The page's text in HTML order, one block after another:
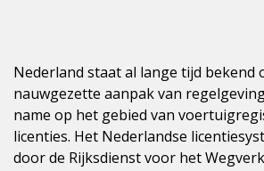
Nederland staat al lange tijd bekend
nauwgezette aanpak van
name op het gebied van
licenties. Het Nederlandse
door de Rijksdienst voor het